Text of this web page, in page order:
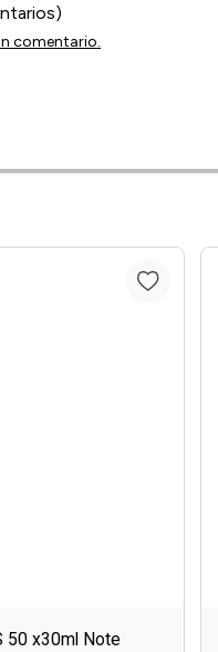
comentario.
50 x30ml Note